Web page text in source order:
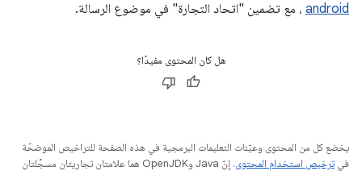
android ، مع تضمين "اتحاد التجارة" في موضوع الرسالة.
هل كان المحتوى مفيدًا؟
يخضع كل من المحتوى وعيّنات التعليمات البرمجية في هذه الصفحة للتراخيص الموضحّة
فيترخيص استخدام المحتوى
. إنّ Java وOpenJDK هما علامتان تجاريتان مسجَّلتان